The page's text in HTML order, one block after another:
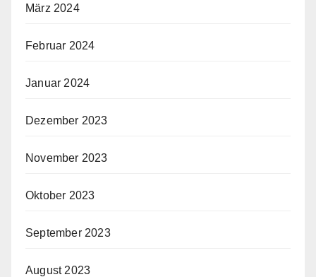
März 2024
Februar 2024
Januar 2024
Dezember 2023
November 2023
Oktober 2023
September 2023
August 2023